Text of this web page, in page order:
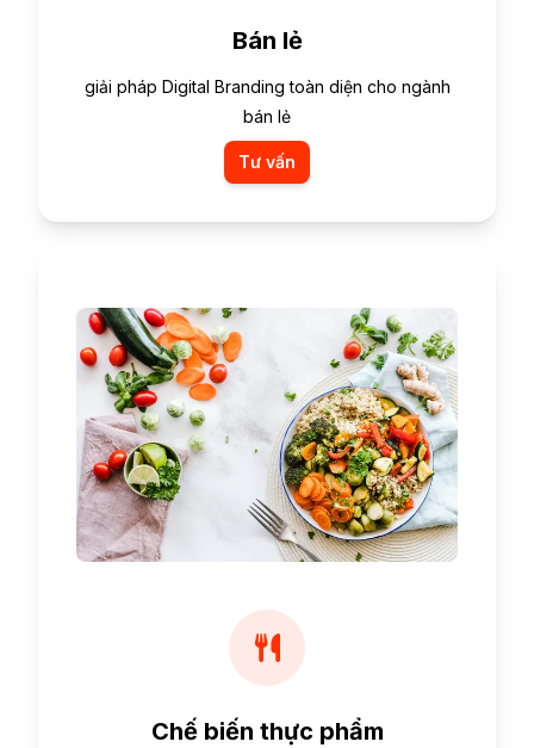
Bán lẻ
giải pháp Digital Branding toàn diện cho ngành
bán lẻ
Tư vấn
Chế biến thực phẩm